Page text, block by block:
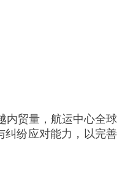
内贸量，航运中心全球
纠纷应对能力，以完善